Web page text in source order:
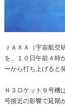
ＪＡＸＡ（宇宙航空
を、１０日午前４時
ーから打ち上げると
Ｈ３ロケット９号機
号接近の影響で延期